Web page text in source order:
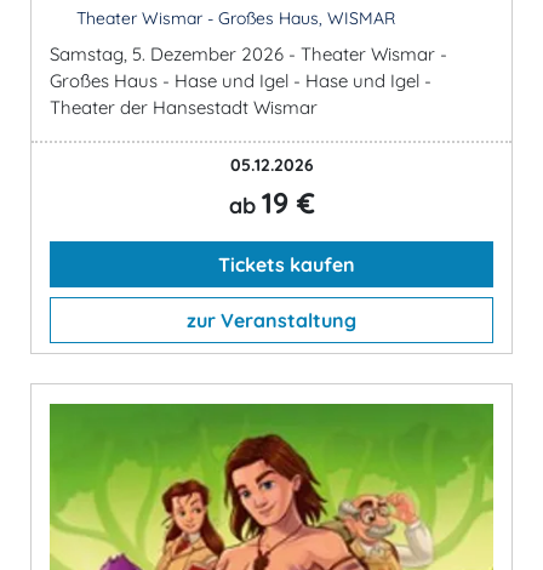
Theater Wismar - Großes Haus, WISMAR
Samstag, 5. Dezember 2026 - Theater Wismar -
Großes Haus - Hase und Igel - Hase und Igel -
Theater der Hansestadt Wismar
05.12.2026
ab 19 €
Tickets kaufen
zur Veranstaltung